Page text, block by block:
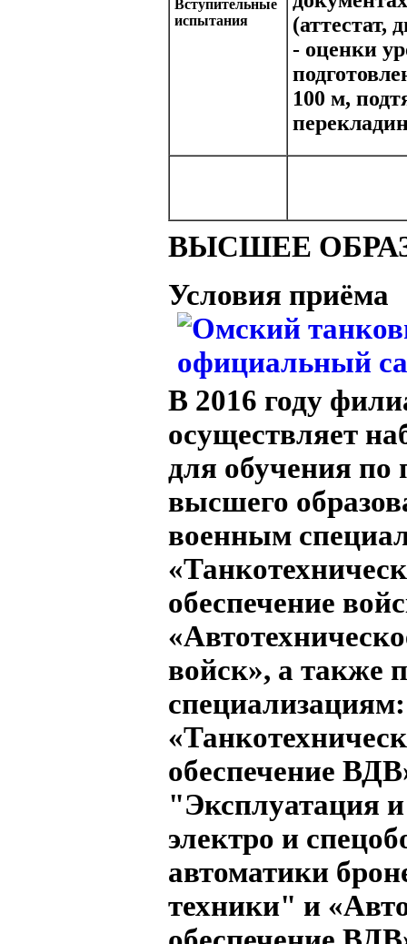
Вступительные
испытания
- оценки
100 м,
ВЫСШЕЕ
Условия приёма
В 2016 году
осуществляет
для обучения по
высшего
военным
обеспечение
войск», а также
специализациям:
обеспечение
"Эксплуатация
электро и
автоматики
техники" и